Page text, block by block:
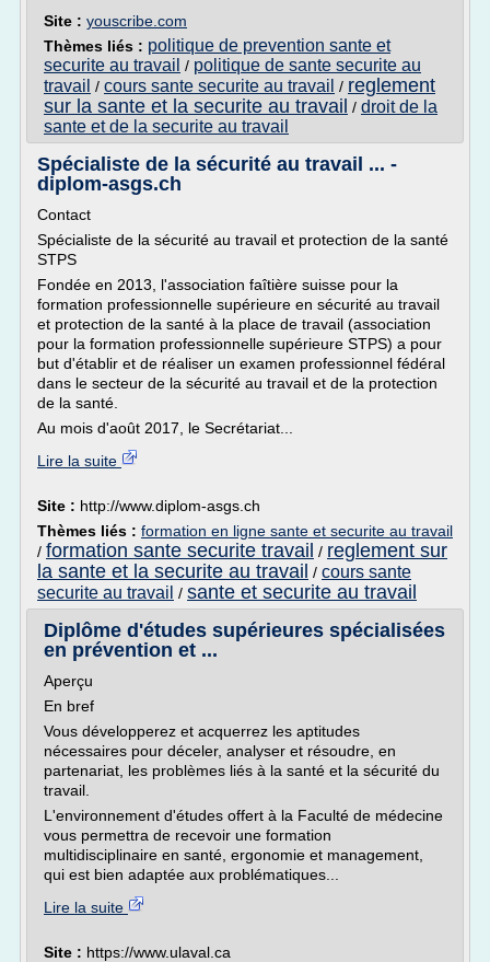
Site : youscribe.com
Thèmes liés : politique de prevention sante et
securite au travail / politique de sante securite au
travail / cours sante securite au travail / reglement
sur la sante et la securite au travail / droit de la
sante et de la securite au travail
Spécialiste de la sécurité au travail ... -
diplom-asgs.ch
Contact
Spécialiste de la sécurité au travail et protection de la santé
STPS
Fondée en 2013, l'association faîtière suisse pour la
formation professionnelle supérieure en sécurité au travail
et protection de la santé à la place de travail (association
pour la formation professionnelle supérieure STPS) a pour
but d'établir et de réaliser un examen professionnel fédéral
dans le secteur de la sécurité au travail et de la protection
de la santé.
Au mois d'août 2017, le Secrétariat...
Lire la suite
Site : http://www.diplom-asgs.ch
Thèmes liés : formation en ligne sante et securite au travail
/ formation sante securite travail / reglement sur
la sante et la securite au travail / cours sante
securite au travail / sante et securite au travail
Diplôme d'études supérieures spécialisées
en prévention et ...
Aperçu
En bref
Vous développerez et acquerrez les aptitudes
nécessaires pour déceler, analyser et résoudre, en
partenariat, les problèmes liés à la santé et la sécurité du
travail.
L'environnement d'études offert à la Faculté de médecine
vous permettra de recevoir une formation
multidisciplinaire en santé, ergonomie et management,
qui est bien adaptée aux problématiques...
Lire la suite
Site : https://www.ulaval.ca